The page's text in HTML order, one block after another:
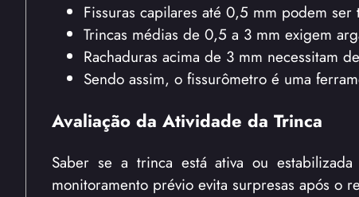
Fissuras capilares até 0,5 mm podem ser
Trincas médias de 0,5 a 3 mm exigem
Rachaduras acima de 3 mm necessitam
Sendo assim, o fissurômetro é uma
Avaliação da Atividade da Trinca
Saber se a trinca está ativa ou
monitoramento prévio evita surpresas após o